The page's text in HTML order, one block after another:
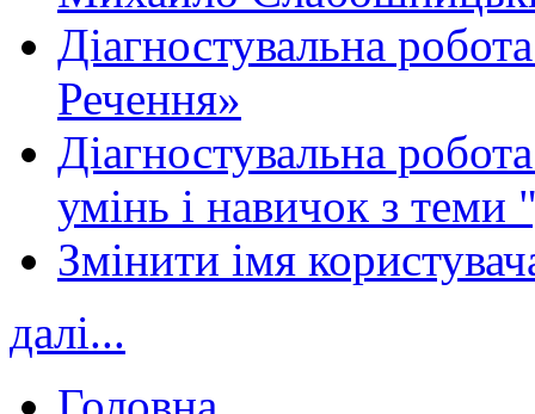
Діагностувальна
Речення»
Діагностувальна
умінь і навичок з теми
Змінити імя
далі...